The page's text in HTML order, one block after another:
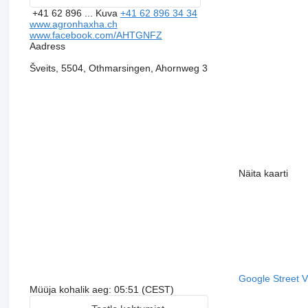
+41 62 896 ... Kuva +41 62 896 34 34
www.agronhaxha.ch
www.facebook.com/AHTGNFZ
Aadress
Šveits, 5504, Othmarsingen, Ahornweg 3
Näita kaarti
Google Street
Müüja kohalik aeg: 05:51 (CEST)